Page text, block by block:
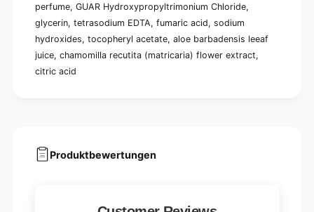
perfume, GUAR Hydroxypropyltrimonium Chloride,
glycerin, tetrasodium EDTA, fumaric acid, sodium
hydroxides, tocopheryl acetate, aloe barbadensis leeaf
juice, chamomilla recutita (matricaria) flower extract,
citric acid
Produktbewertungen